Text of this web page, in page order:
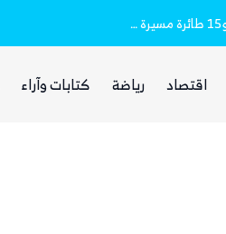
مقتل وإصابة 16 مدنيا.. الحوثيون أطلقوا نحو 20 صاروخًا بالستيًا و15 طائرة مسيرة على مأرب
اقتصاد رياضة كتابات وآراء